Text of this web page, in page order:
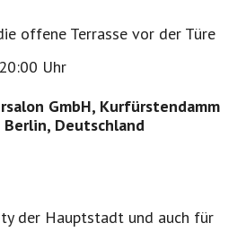
offene Terrasse vor der Türe
Uhr
GmbH, Kurfürstendamm
Deutschland
der Hauptstadt und auch für